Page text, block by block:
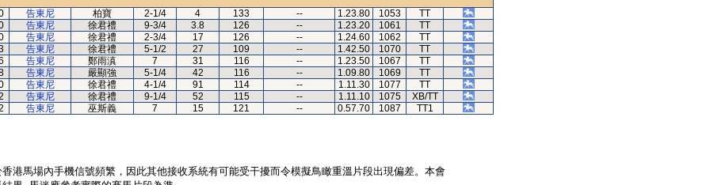
告東尼 柏寶 2-1/4 4 133 -- 1.23.80 1053
TT
告東尼 徐君禮 9-3/4 3.8 126 -- 1.23.20 1061
TT
告東尼 徐君禮 2-3/4 17 126 -- 1.24.60 1062
TT
告東尼 徐君禮 5-1/2 27 109 -- 1.42.50 1070
TT
告東尼 鄭雨滇 7 31 116 -- 1.23.50 1067
TT
告東尼 嚴顯強 5-1/4 42 116 -- 1.09.80 1069
TT
告東尼 徐君禮 4-1/4 91 114 -- 1.11.30 1077
TT
告東尼 徐君禮 9-1/4 52 115 -- 1.11.10 1075
XB/TT
告東尼 巫斯義 7 15 121 -- 0.57.70 1087 TT1
港馬場內手機信號頻繁，因此其他接收系統有可能受干擾而令模擬鳥瞰重溫片段出現偏差。本會